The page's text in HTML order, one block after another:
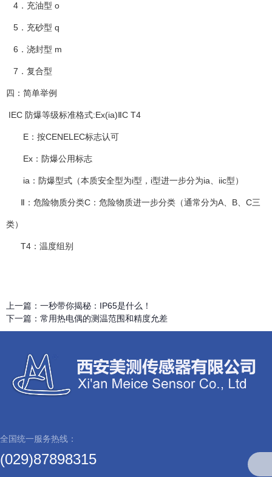
4．充油型 o
5．充砂型 q
6．浇封型 m
7．复合型
四：简单举例
IEC 防爆等级标准格式:Ex(ia)ⅡC T4
E：按CENELEC标志认可
Ex：防爆公用标志
ia：防爆型式（本质安全型为i型，i型进一步分为ia、iic型）
Ⅱ：危险物质分类C：危险物质进一步分类（通常分为A、B、C三
类）
T4：温度组别
上一篇： 一秒带你揭秘：IP65是什么！
下一篇： 常用热电偶的测温范围和精度允差
全国统一服务热线：
(029)87898315